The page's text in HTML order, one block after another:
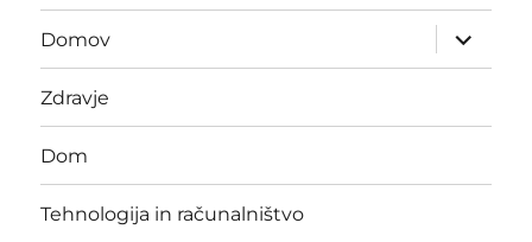
Domov
expand
child
menu
Zdravje
Dom
Tehnologija in računalništvo